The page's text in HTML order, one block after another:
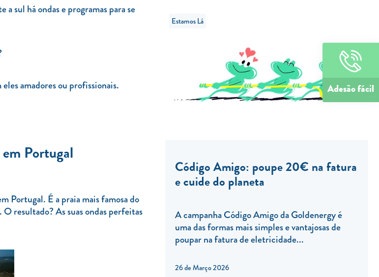
sul há ondas e programas para se
amadores ou profissionais.
Portugal
Portugal. É a praia mais famosa do
resultado? As suas ondas perfeitas
26 de Março 2026
Estamos Lá
Código Amigo: poupe 20€ na fatura
e cuide do planeta
A campanha Código Amigo da Goldenergy é
uma das formas mais simples e vantajosas de
poupar na fatura de eletricidade...
Adesão fácil